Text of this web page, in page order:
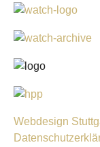
Webdesign